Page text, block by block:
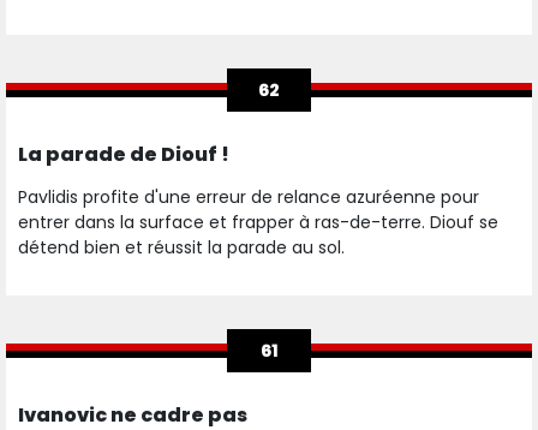
62
La parade de Diouf !
Pavlidis profite d'une erreur de relance azuréenne pour
entrer dans la surface et frapper à ras-de-terre. Diouf se
détend bien et réussit la parade au sol.
61
Ivanovic ne cadre pas